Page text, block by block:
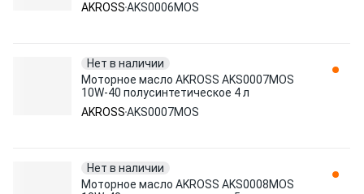
AKROSSAKS0006MOS
Нет в наличии
Моторное масло AKROSS AKS0007MOS
10W-40 полусинтетическое 4 л
AKROSSAKS0007MOS
Нет в наличии
Моторное масло AKROSS AKS0008MOS